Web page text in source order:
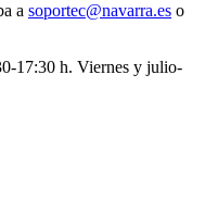
a soportec@navarra.es o
17:30 h. Viernes y julio-